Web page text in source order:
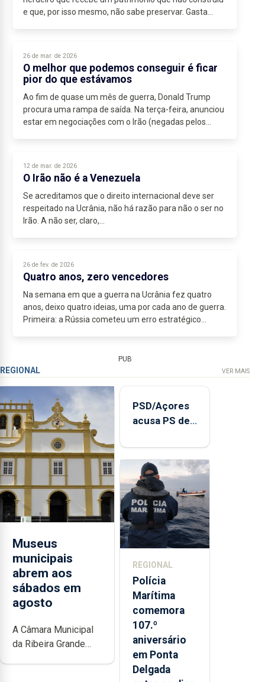
e que, por isso mesmo, não sabe preservar. Gasta
26 de mar. de 2026
O melhor que podemos conseguir é ficar
pior do que estávamos
Ao fim de quase um mês de guerra, Donald Trump
procura uma rampa de saída. Na terça-feira, anunciou
estar em negociações com o Irão (negadas pelos
12 de mar. de 2026
O Irão não é a Venezuela
Se acreditamos que o direito internacional deve ser
respeitado na Ucrânia, não há razão para não o ser no
Irão. A não ser, claro,...
26 de fev. de 2026
Quatro anos, zero vencedores
Na semana em que a guerra na Ucrânia fez quatro
anos, deixo quatro ideias, uma por cada ano de guerra.
Primeira: a Rússia cometeu um erro estratégico
PUB
REGIONAL VER MAIS
Museus
municipais
abrem aos
sábados em
agosto
A Câmara Municipal
da Ribeira Grande
PSD/Açores
acusa PS de
contraditória"
sobre
evolução
turística
REGIONAL
Polícia
Marítima
comemora
107.º
aniversário
em Ponta
Delgada